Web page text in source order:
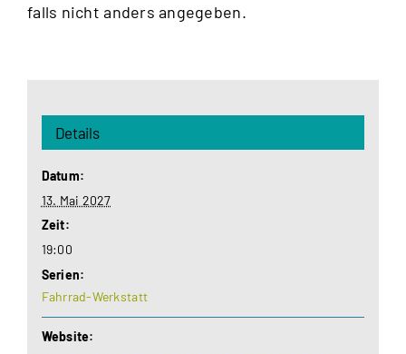
falls nicht anders angegeben.
Details
Datum:
13. Mai 2027
Zeit:
19:00
Serien:
Fahrrad-Werkstatt
Website: